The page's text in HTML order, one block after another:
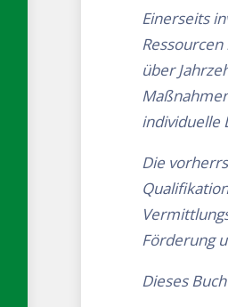
Einerseits
über
individuelle
Die
Förderung
Dieses